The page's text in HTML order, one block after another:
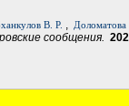
В. Р. ,
сообщения.